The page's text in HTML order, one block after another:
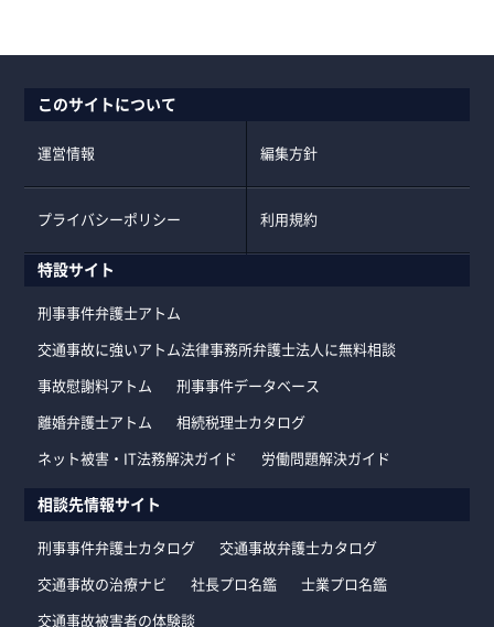
このサイトについて
運営情報 編集方針
プライバシーポリシー 利用規約
特設サイト
刑事事件弁護士アトム
交通事故に強いアトム法律事務所弁護士法人に無料相談
事故慰謝料アトム 刑事事件データベース
離婚弁護士アトム 相続税理士カタログ
ネット被害・IT法務解決ガイド 労働問題解決ガイド
相談先情報サイト
刑事事件弁護士カタログ 交通事故弁護士カタログ
交通事故の治療ナビ 社長プロ名鑑 士業プロ名鑑
交通事故被害者の体験談